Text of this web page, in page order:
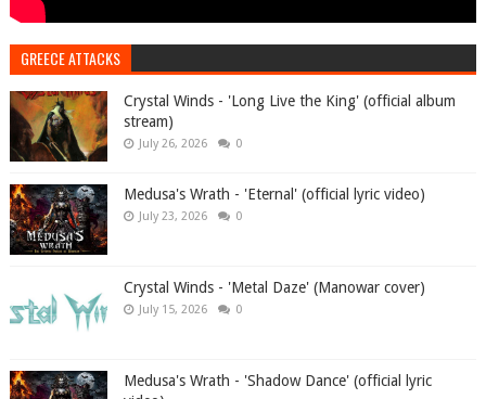
GREECE ATTACKS
Crystal Winds - 'Long Live the King' (official album
stream)
July 26, 2026 0
Medusa's Wrath - 'Eternal' (official lyric video)
July 23, 2026 0
Crystal Winds - 'Metal Daze' (Manowar cover)
July 15, 2026 0
Medusa's Wrath - 'Shadow Dance' (official lyric